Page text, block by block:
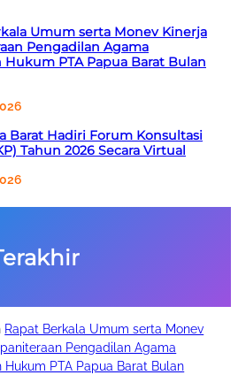
Umum serta Monev Kinerja
Pengadilan Agama
Hukum PTA Papua Barat Bulan
Barat Hadiri Forum Konsultasi
Tahun 2026 Secara Virtual
Rapat Berkala Umum serta Monev
Pengadilan Agama
Hukum PTA Papua Barat Bulan